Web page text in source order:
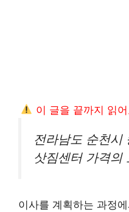
이 글을 끝까지 읽
전라남도 순천시
삿짐센터 가격의
이사를 계획하는 과정